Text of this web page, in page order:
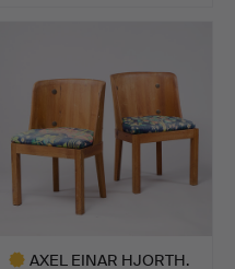
AXEL EINAR HJORTH.